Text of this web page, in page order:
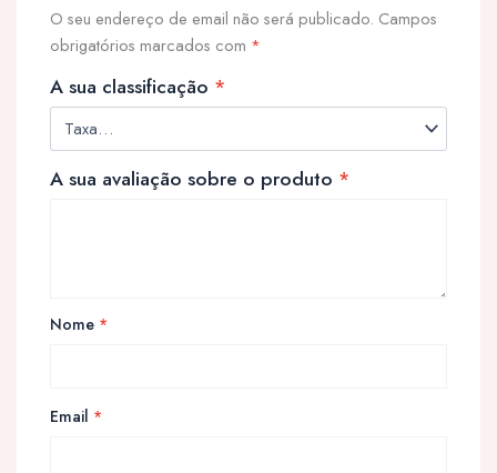
O seu endereço de email não será publicado. Campos
obrigatórios marcados com *
A sua classificação *
A sua avaliação sobre o produto *
Nome *
Email *